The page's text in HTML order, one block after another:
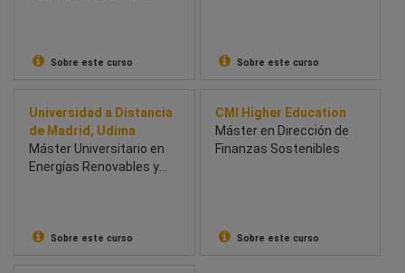
Sobre este curso Sobre este curso
Universidad a Distancia
de Madrid, Udima
Máster Universitario en
Energías Renovables y
Sobre este curso
CMI Higher Education
Máster en Dirección de
Finanzas Sostenibles
Sobre este curso